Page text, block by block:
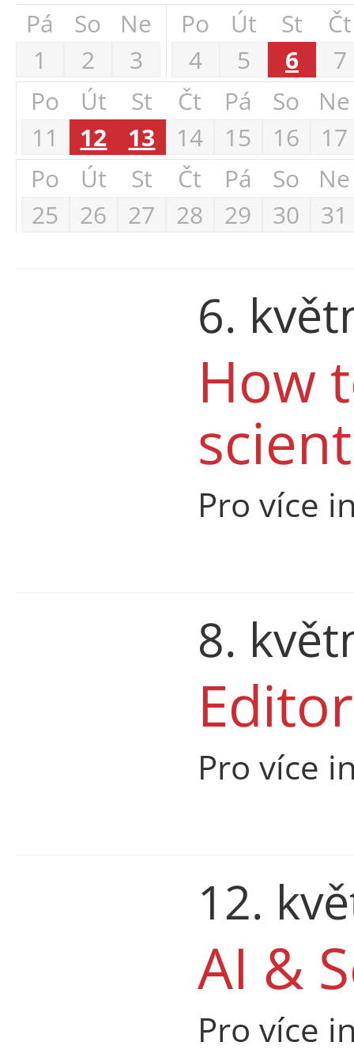
Pá So
Ne
1
2 3
Po Út St
Čt
4
5 6
7
Po
Út St Čt Pá So
Ne
11
12 13 14 15 16
17
Po
Út St Čt Pá So
Ne
25
26 27 28 29 30 31
6.
How
Pro více
8.
Pro více
12.
AI &
Pro více